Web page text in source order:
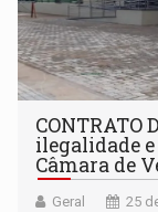
CONTRATO
ilegalidade
Câmara de
Geral 25